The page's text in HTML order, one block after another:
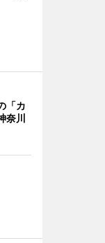
「カ
奈川